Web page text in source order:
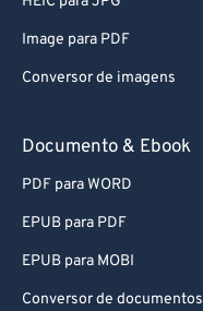
Image para PDF
Conversor de imagens
Documento & Ebook
PDF para WORD
EPUB para PDF
EPUB para MOBI
Conversor de documentos